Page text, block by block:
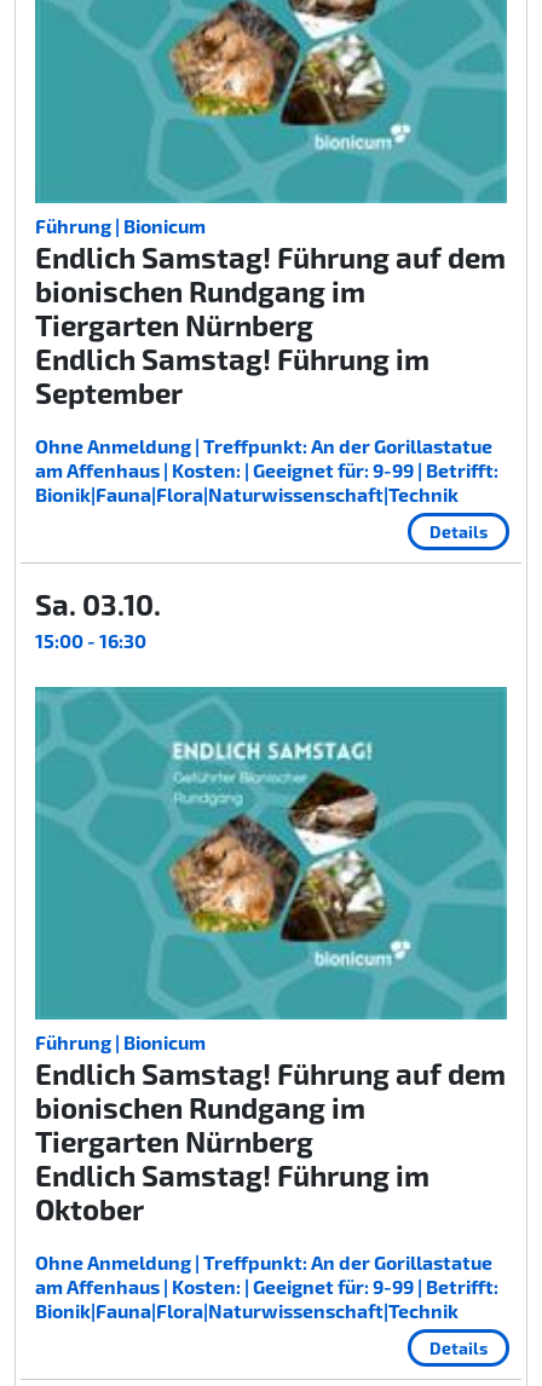
Führung | Bionicum
Endlich Samstag! Führung auf dem
bionischen Rundgang im
Tiergarten Nürnberg
Endlich Samstag! Führung im
September
Ohne Anmeldung | Treffpunkt: An der Gorillastatue
am Affenhaus | Kosten: | Geeignet für: 9-99 | Betrifft:
Bionik|Fauna|Flora|Naturwissenschaft|Technik
Details
Sa. 03.10.
15:00 - 16:30
Führung | Bionicum
Endlich Samstag! Führung auf dem
bionischen Rundgang im
Tiergarten Nürnberg
Endlich Samstag! Führung im
Oktober
Ohne Anmeldung | Treffpunkt: An der Gorillastatue
am Affenhaus | Kosten: | Geeignet für: 9-99 | Betrifft:
Bionik|Fauna|Flora|Naturwissenschaft|Technik
Details